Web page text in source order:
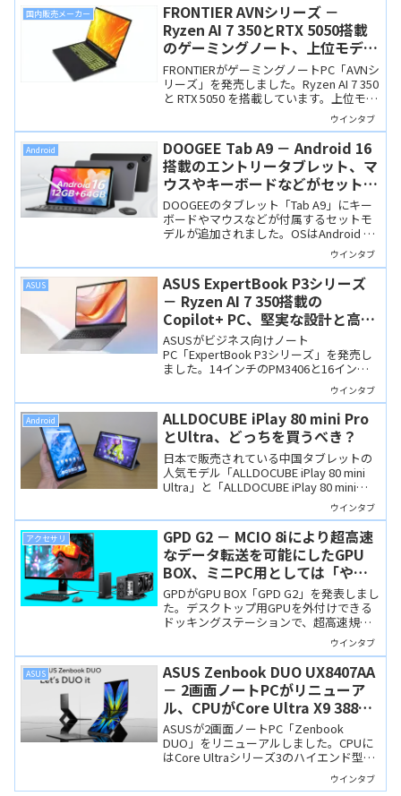
国内販売メーカー
FRONTIER AVNシリーズ －
Ryzen AI 7 350とRTX 5050搭載
のゲーミングノート、上位モデル
のAXNシリーズとどっちがいい？
FRONTIERがゲーミングノートPC「AVNシ
リーズ」を発売しました。Ryzen AI 7 350
と RTX 5050 を搭載しています。上位モデ
ルのAXNシリーズとは筐体が同じで価格
差もあまり大きくはないので、どちらに
するかは考えどころかと。
ウインタブ
Android
DOOGEE Tab A9 － Android 16
搭載のエントリータブレット、マ
ウスやキーボードなどがセットに
なって12,949円
DOOGEEのタブレット「Tab A9」にキー
ボードやマウスなどが付属するセットモ
デルが追加されました。OSはAndroid 16
で価格は12,949円。非常に安価な製品で
すが、用途を絞り込んだ使い方になると
思います。
ウインタブ
ASUS
ASUS ExpertBook P3シリーズ
－ Ryzen AI 7 350搭載の
Copilot+ PC、堅実な設計と高コ
スパのビジネスノート
ASUSがビジネス向けノート
PC「ExpertBook P3シリーズ」を発売し
ました。14インチのPM3406と16インチ
のPM3606があり、いずれもRyzen AI 7
350を搭載するCopilot+ PCです。派手な
ギミックはありませんが、MIL規格準拠の
アルミ筐体と豊富なポートを備え、価格
も手頃です。
ウインタブ
Android
ALLDOCUBE iPlay 80 mini Pro
とUltra、どっちを買うべき？
日本で販売されている中国タブレットの
人気モデル「ALLDOCUBE iPlay 80 mini
Ultra」と「ALLDOCUBE iPlay 80 mini
Pro」。同じメーカーの8インチ級タブレ
ットですが、「どっちにしようか」と迷
っている人も多いことでしょう。この記
事ではSoCとディスプレイの仕様の違い
をどう判断するか、ということを中心に
ウインタブの意見を書きます。
ウインタブ
アクセサリ
GPD G2 － MCIO 8iにより超高速
なデータ転送を可能にしたGPU
BOX、ミニPC用としては「やり
すぎ」かも
GPDがGPU BOX「GPD G2」を発表しまし
た。デスクトップ用GPUを外付けできる
ドッキングステーションで、超高速規格
「MCIO 8i」や「USB4 v2」に対応してい
ます。また、800Wの電源も内蔵。ミニPC
やWindowsポータブルゲーミングPC用と
してはいささかオーバースペックかも？
ウインタブ
ASUS
ASUS Zenbook DUO UX8407AA
－ 2画面ノートPCがリニューア
ル、CPUがCore Ultra X9 388H
に、筐体も一新されました
ASUSが2画面ノートPC「Zenbook
DUO」をリニューアルしました。CPUに
はCore Ultraシリーズ3のハイエンド型番
「Core Ultra X9 388H」を搭載し、ディス
プレイや筐体品質も向上しました。ウインタブ